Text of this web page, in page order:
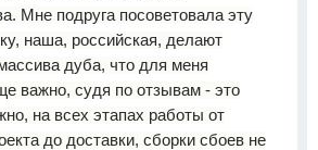
Мне подруга посоветовала эту
наша, российская, делают
дуба, что для меня
важно, судя по отзывам - это
на всех этапах работы от
до доставки, сборки сбоев не